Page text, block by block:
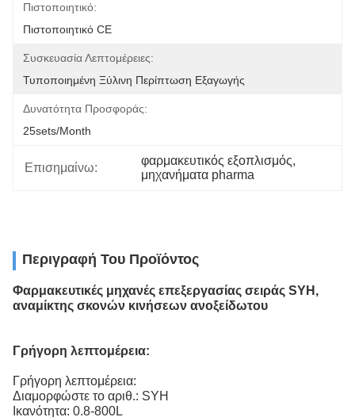
Πιστοποιητικό:
Πιστοποιητικό CE
Συσκευασία Λεπτομέρειες:
Τυποποιημένη Ξύλινη Περίπτωση Εξαγωγής
Δυνατότητα Προσφοράς:
25sets/month
Επισημαίνω:
φαρμακευτικός εξοπλισμός,
μηχανήματα pharma
Περιγραφή Του Προϊόντος
Φαρμακευτικές μηχανές επεξεργασίας σειράς SYH,
αναμίκτης σκονών κινήσεων ανοξείδωτου
Γρήγορη λεπτομέρεια:
Γρήγορη λεπτομέρεια:
Διαμορφώστε το αριθ.: SYH
Ικανότητα: 0.8-800L